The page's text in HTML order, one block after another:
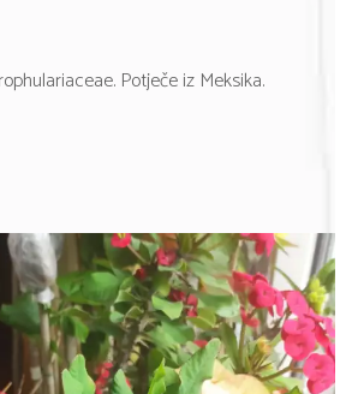
Potječe iz Meksika.